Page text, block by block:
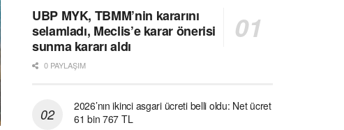
UBP MYK, TBMM’nin kararını
selamladı, Meclis’e karar önerisi
sunma kararı aldı
0 PAYLAŞIM
2026’nın ikinci asgari ücreti belli oldu: Net ücret
61 bin 767 TL